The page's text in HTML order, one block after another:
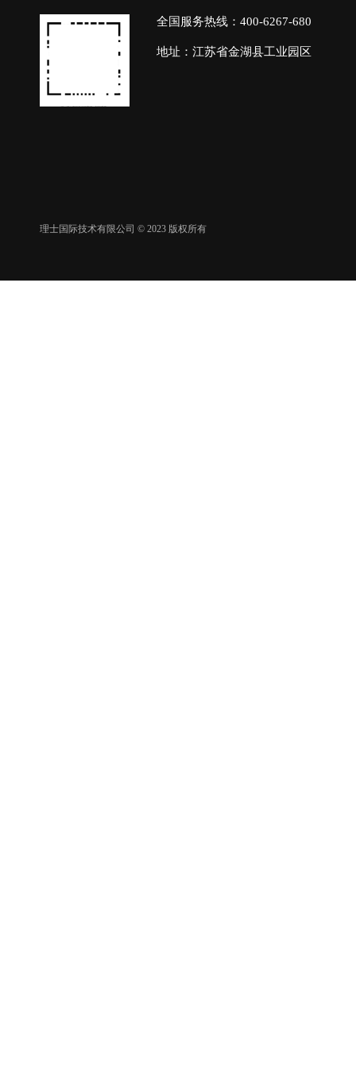
全国服务热线：400-6267-680
地址：江苏省金湖县工业园区
理士国际技术有限公司 © 2023 版权所有